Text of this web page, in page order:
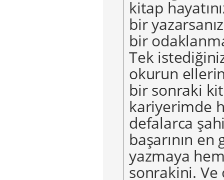
kitap
bir
bir
Tek
okurun
bir sonraki
kariyerimde
defalarca
başarının
yazmaya
sonrakini.